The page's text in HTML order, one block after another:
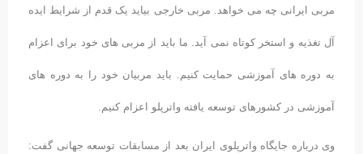
مربی ایرانی چه می خواهد. مربی خارجی بیاید یک قدم از شرایط ایده
آل تغذیه و استخر کوتاه نمی آید. ما باید از مربی های خود برای اعزام
به دوره های آموزشی حمایت کنیم. باید مربیان خود را به دوره های
آموزشی در کشورهای توسعه یافته واترپلو اعزام کنیم.
وی درباره جایگاه واترپلوی ایران بعد از مسابقات توسعه جهانی گفت: